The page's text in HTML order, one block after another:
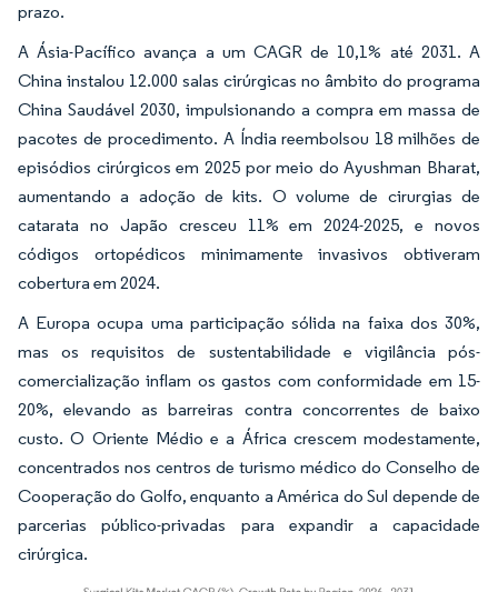
prazo.
A Ásia-Pacífico avança a um CAGR de 10,1% até 2031. A
China instalou 12.000 salas cirúrgicas no âmbito do programa
China Saudável 2030, impulsionando a compra em massa de
pacotes de procedimento. A Índia reembolsou 18 milhões de
episódios cirúrgicos em 2025 por meio do Ayushman Bharat,
aumentando a adoção de kits. O volume de cirurgias de
catarata no Japão cresceu 11% em 2024-2025, e novos
códigos ortopédicos minimamente invasivos obtiveram
cobertura em 2024.
A Europa ocupa uma participação sólida na faixa dos 30%,
mas os requisitos de sustentabilidade e vigilância pós-
comercialização inflam os gastos com conformidade em 15-
20%, elevando as barreiras contra concorrentes de baixo
custo. O Oriente Médio e a África crescem modestamente,
concentrados nos centros de turismo médico do Conselho de
Cooperação do Golfo, enquanto a América do Sul depende de
parcerias público-privadas para expandir a capacidade
cirúrgica.